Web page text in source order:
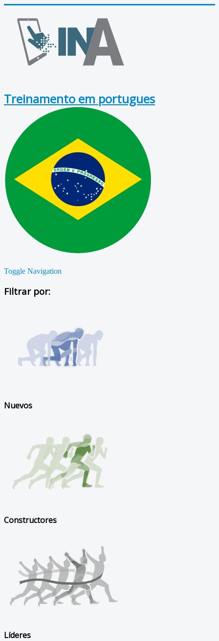
Treinamento em portugues
Toggle Navigation
Filtrar por:
Nuevos
Constructores
Líderes